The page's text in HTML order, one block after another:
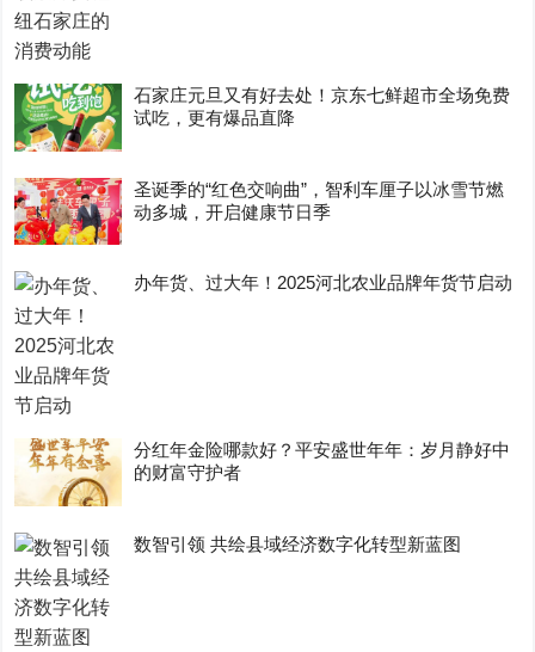
石家庄元旦又有好去处！京东七鲜超市全场免费
试吃，更有爆品直降
圣诞季的“红色交响曲”，智利车厘子以冰雪节燃
动多城，开启健康节日季
办年货、过大年！2025河北农业品牌年货节启动
分红年金险哪款好？平安盛世年年：岁月静好中
的财富守护者
数智引领 共绘县域经济数字化转型新蓝图